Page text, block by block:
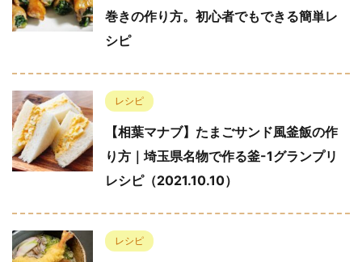
巻きの作り方。初心者でもできる簡単レ
シピ
レシピ
【相葉マナブ】たまごサンド風釜飯の作
り方｜埼玉県名物で作る釜-1グランプリ
レシピ（2021.10.10）
レシピ